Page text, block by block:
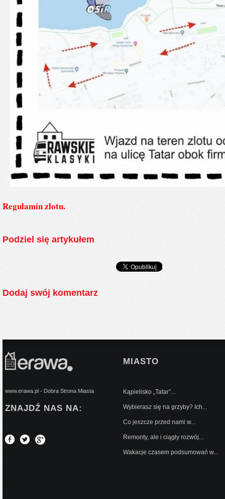
Regulamin zlotu.
Podziel się artykułem
Dodaj swój komentarz
www.erawa.pl - Dobra Strona Miasta
ZNAJDŹ NAS NA:
MIASTO
Kąpielisko „Tatar”...
Wybierasz się na grzyby? Ich...
Co jeszcze przed nami w...
Remonty, ale i ciągły rozwój...
Wakacje czasem podsumowań w...